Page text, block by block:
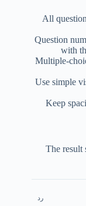
• All
• Question
with
• Multiple-
• Use simple
• Keep
The result
رد